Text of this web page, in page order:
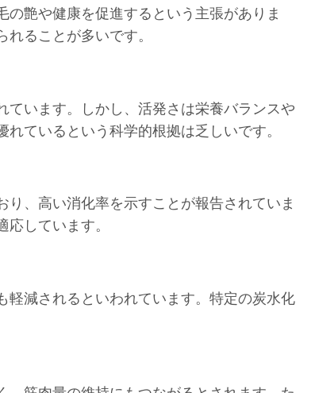
艶や健康を促進するという主張がありま
ることが多いです。
います。しかし、活発さは栄養バランスや
れているという科学的根拠は乏しいです。
、高い消化率を示すことが報告されていま
しています。
減されるといわれています。特定の炭水化